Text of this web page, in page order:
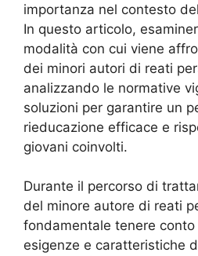
importanza nel contesto
In questo articolo,
modalità con cui viene
dei minori autori di reati
analizzando le normative
soluzioni per garantire un
rieducazione efficace e
giovani coinvolti.
Durante il percorso di
del minore autore di reati
fondamentale tenere
esigenze e caratteristiche